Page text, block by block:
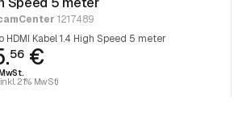
1217489
HDMI Kabel 1.4 High Speed 5 meter
56 €
inkl. 21% MwSt)